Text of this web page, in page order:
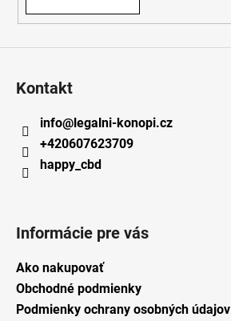
Kontakt
info@legalni-konopi.cz
+420607623709
happy_cbd
Informácie pre vás
Ako nakupovať
Obchodné podmienky
Podmienky ochrany osobných údajov